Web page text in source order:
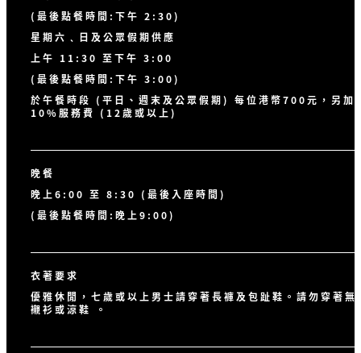
(最後點餐時間:下午 2:30)
星期六﹑日及公眾假期供應
上午 11:30 至下午 3:00
(最後點餐時間:下午 3:00)
於午餐時段 (平日、週末及公眾假期) 每位港幣700元，另加
10%服務費 (12歲或以上)
晚餐
晚上6:00 至 8:30 (最後入座時間)
(最後點餐時間:晚上9:00)
衣著要求
優雅休閒，七歲或以上男士請穿著長褲及包趾鞋。請勿穿著無
襯衫或涼鞋 。